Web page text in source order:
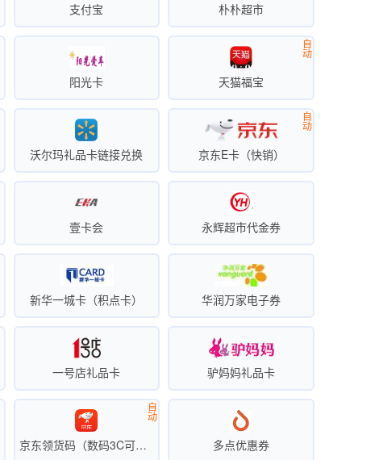
支付宝 朴朴超市
阳光卡 天猫福宝
自
动
沃尔玛礼品卡链接兑换 京东E卡（快销）
自
动
壹卡会 永辉超市代金券
新华一城卡（积点卡） 华润万家电子券
一号店礼品卡 驴妈妈礼品卡
京东领货码（数码3C可买手机）
自
动
多点优惠券